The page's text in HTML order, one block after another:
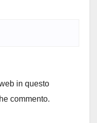
in questo
commento.